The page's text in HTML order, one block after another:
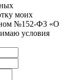
моих
№152-Ф3 «О
условия